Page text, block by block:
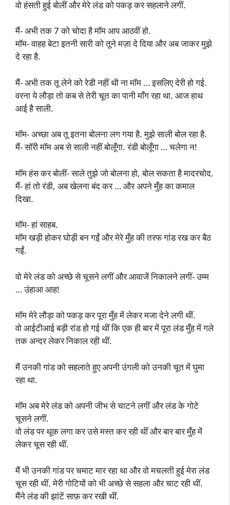
वो हंसती हुई बोलीं और मेरे लंड को पकड़ कर सहलाने लगीं.
मैं- अभी तक 7 को चोदा है मॉम आप आठवीं हो.
मॉम- वाहह बेटा इतनी सारी को तूने मज़ा दे दिया और अब जाकर मुझे
दे रहा है.
मैं- अभी तक तू लेने को रेडी नहीं थी ना मॉम … इसलिए देरी हो गई.
वरना ये लौड़ा तो कब से तेरी चूत का पानी माँग रहा था. आज हाथ
आई है साली.
मॉम- अच्छा अब तू इतना बोलना लग गया है. मुझे साली बोल रहा है.
मैं- सॉरी मॉम अब से साली नहीं बोलूँगा. रंडी बोलूँगा … चलेगा न!
मॉम हंस कर बोलीं- साले तुझे जो बोलना हो, बोल सकता है मादरचोद.
मैं- हां तो रंडी, अब खेलना बंद कर … और अपने मुँह का कमाल
दिखा.
मॉम- हां साहब.
मॉम खड़ी होकर घोड़ी बन गईं और मेरे मुँह की तरफ गांड रख कर बैठ
गईं.
वो मेरे लंड को अच्छे से चूसने लगीं और आवाजें निकालने लगीं- उम्म
… उंहाआ आह!
मॉम मेरे लौड़ा को पकड़ कर पूरा मुँह में लेकर मजा देने लगी थीं.
वो आईटीआई बड़ी रांड हो गई थीं कि एक ही बार में पूरा लंड मुँह में गले
तक अन्दर लेकर निकाल रही थीं.
मैं उनकी गांड को सहलाते हुए अपनी उंगली को उनकी चूत में घुमा
रहा था.
मॉम अब मेरे लंड को अपनी जीभ से चाटने लगीं और लंड के गोटे
चूसने लगीं.
वो लंड पर थूक लगा कर उसे मस्त कर रही थीं और बार बार मुँह में
लेकर चूस रही थीं.
मैं भी उनकी गांड पर चमाट मार रहा था और वो मचलती हुई मेरा लंड
चूस रही थीं. मेरी गोटियों को भी अच्छे से सहला और चाट रही थीं.
मैंने लंड की झांटें साफ़ कर रखी थीं.